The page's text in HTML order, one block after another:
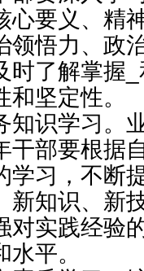
心要义、精
领悟力、政
时了解掌握
坚定性。
知识学习。
干部要根据
学习，不断
新知识、新
对实践经验
平。